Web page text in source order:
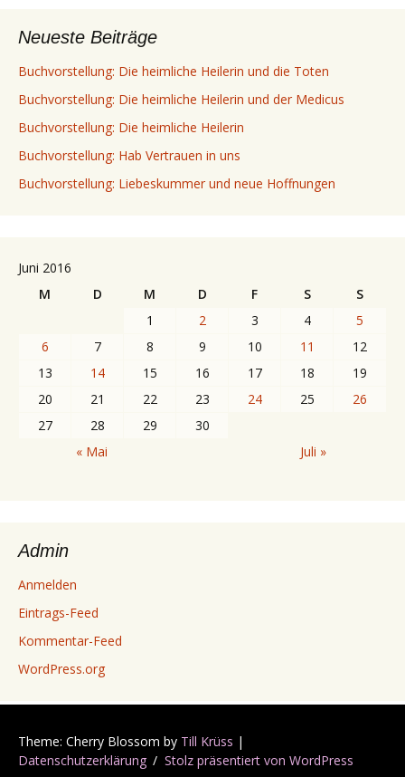
Neueste Beiträge
Buchvorstellung: Die heimliche Heilerin und die Toten
Buchvorstellung: Die heimliche Heilerin und der Medicus
Buchvorstellung: Die heimliche Heilerin
Buchvorstellung: Hab Vertrauen in uns
Buchvorstellung: Liebeskummer und neue Hoffnungen
Juni 2016
M
D M D F S
S
1
2 3 4
5
6
7 8 9 10 11
12
13
14 15 16 17 18
19
20
21 22 23 24 25
26
27
28 29
30
« Mai
Juli »
Admin
Anmelden
Eintrags-Feed
Kommentar-Feed
WordPress.org
Theme: Cherry Blossom by Till Krüss |
Datenschutzerklärung
Stolz präsentiert von WordPress